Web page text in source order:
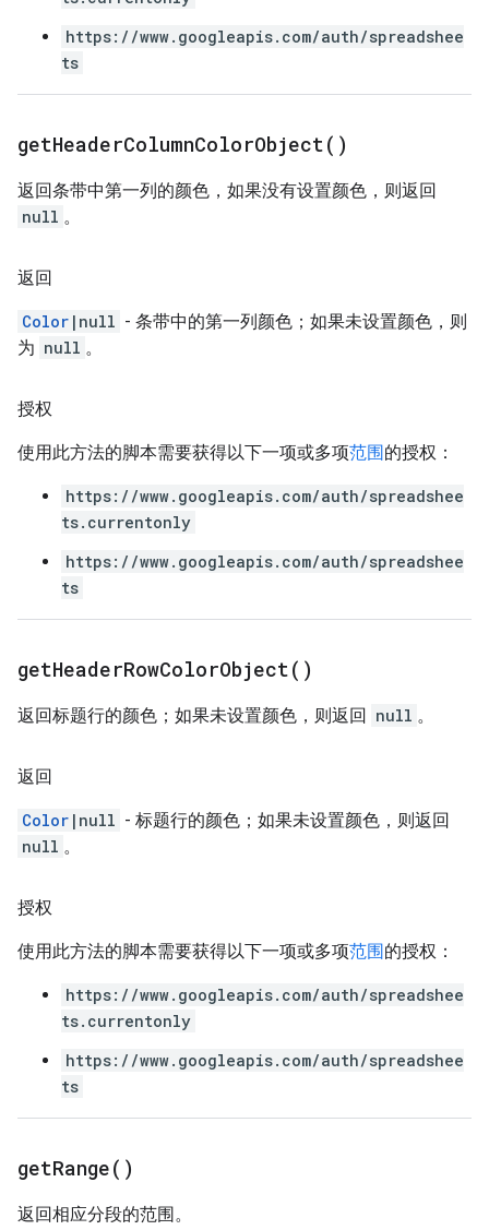
https://www.googleapis.com/auth/spreadshee
ts
getHeaderColumnColorObject( )
返回条带中第一列的颜色，如果没有设置颜色，则返回
null 。
返回
Color |null - 条带中的第一列颜色；如果未设置颜色，则
为 null 。
授权
使用此方法的脚本需要获得以下一项或多项范围的授权：
https://www.googleapis.com/auth/spreadshee
ts.currentonly
https://www.googleapis.com/auth/spreadshee
ts
getHeaderRowColorObject( )
返回标题行的颜色；如果未设置颜色，则返回 null 。
返回
Color |null - 标题行的颜色；如果未设置颜色，则返回
null 。
授权
使用此方法的脚本需要获得以下一项或多项范围的授权：
https://www.googleapis.com/auth/spreadshee
ts.currentonly
https://www.googleapis.com/auth/spreadshee
ts
getRange( )
返回相应分段的范围。